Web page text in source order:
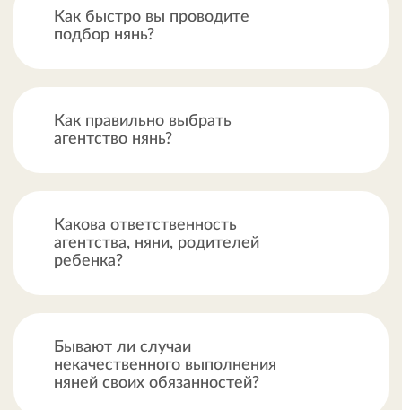
Как быстро вы проводите
подбор нянь?
Как правильно выбрать
агентство нянь?
Какова ответственность
агентства, няни, родителей
ребенка?
Бывают ли случаи
некачественного выполнения
няней своих обязанностей?